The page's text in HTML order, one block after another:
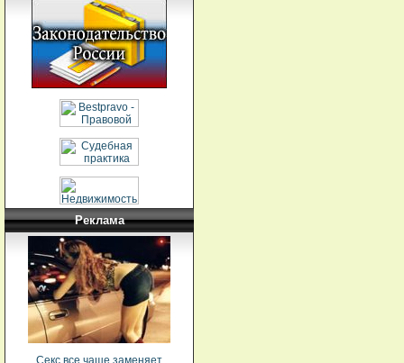
Реклама
Секс все чаще заменяет